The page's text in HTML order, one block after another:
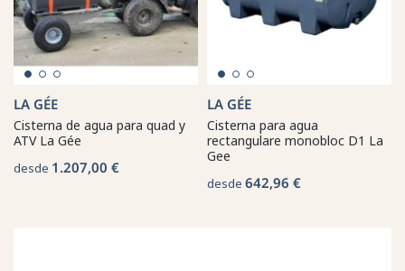
LA GÉE
Cisterna de agua para quad y
ATV La Gée
desde 1.207,00 €
LA GÉE
Cisterna para agua
rectangulare monobloc D1 La
Gee
desde 642,96 €